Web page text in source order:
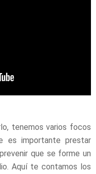
tenemos varios focos
es importante prestar
que se forme un
Aquí te contamos los